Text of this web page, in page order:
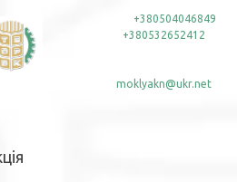
+380504046849
+380532652412
moklyakn@ukr.net